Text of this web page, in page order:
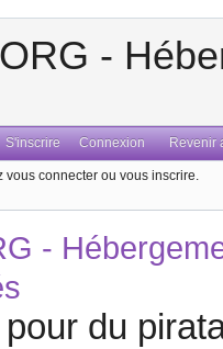
-
S'inscrire Connexion Revenir
vous connecter ou vous inscrire.
-
du